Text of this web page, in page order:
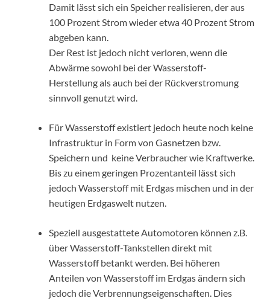
Damit lässt sich ein Speicher realisieren, der aus
100 Prozent Strom wieder etwa 40 Prozent Strom
abgeben kann.
Der Rest ist jedoch nicht verloren, wenn die
Abwärme sowohl bei der Wasserstoff-
Herstellung als auch bei der Rückverstromung
sinnvoll genutzt wird.
Für Wasserstoff existiert jedoch heute noch keine
Infrastruktur in Form von Gasnetzen bzw.
Speichern und keine Verbraucher wie Kraftwerke.
Bis zu einem geringen Prozentanteil lässt sich
jedoch Wasserstoff mit Erdgas mischen und in der
heutigen Erdgaswelt nutzen.
Speziell ausgestattete Automotoren können z.B.
über Wasserstoff-Tankstellen direkt mit
Wasserstoff betankt werden. Bei höheren
Anteilen von Wasserstoff im Erdgas ändern sich
jedoch die Verbrennungseigenschaften. Dies